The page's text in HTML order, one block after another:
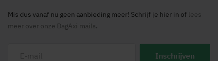
Mis dus vanaf nu geen aanbieding meer! Schrijf je hier in of lees
meer over onze DagAxi mails.
Inschrijven